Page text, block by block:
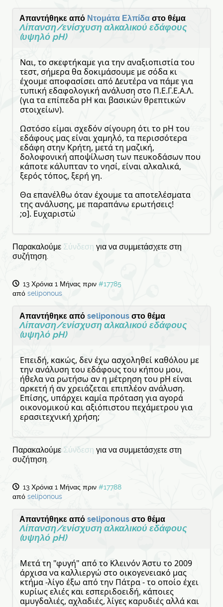
Απαντήθηκε από Ντομάτα Ελπίδα στο θέμα
Λίπανση/ενίσχυση αλκαλικού εδάφους
(υψηλό pH)
Ναι, το σκεφτήκαμε για την αναξιοπιστία του
τεστ, σήμερα θα δοκιμάσουμε με σόδα κι
έχουμε αποφασίσει από Δευτέρα να πάμε για
τυπική εδαφολογική ανάλυση στο Π.Ε.Γ.Ε.Α.Λ.
(για τα επίπεδα pH και βασικών θρεπτικών
στοιχείων).
Ωστόσο είμαι σχεδόν σίγουρη ότι το pH του
εδάφους μας είναι χαμηλό, τα περισσότερα
εδάφη στην Κρήτη, μετά τη μαζική,
δολοφονική αποψίλωση των πευκοδάσων που
κάποτε κάλυπταν το νησί, είναι αλκαλικά,
ξερός τόπος, ξερή γη.
Θα επανέλθω όταν έχουμε τα αποτελέσματα
της ανάλυσης, με παραπάνω ερωτήσεις!
;ο]. Ευχαριστώ
Παρακαλούμε Σύνδεση για να συμμετάσχετε στη
συζήτηση.
13 Χρόνια 1 Μήνας πριν #17785
από seliponous
Απαντήθηκε από seliponous στο θέμα
Λίπανση/ενίσχυση αλκαλικού εδάφους
(υψηλό pH)
Επειδή, κακώς, δεν έχω ασχοληθεί καθόλου με
την ανάλυση του εδάφους του κήπου μου,
ήθελα να ρωτήσω αν η μέτρηση του pH είναι
αρκετή ή αν χρειάζεται επιπλέον ανάλυση.
Επίσης, υπάρχει καμία πρόταση για αγορά
οικονομικού και αξιόπιστου πεχάμετρου για
ερασιτεχνική χρήση;
Παρακαλούμε Σύνδεση για να συμμετάσχετε στη
συζήτηση.
13 Χρόνια 1 Μήνας πριν #17788
από seliponous
Απαντήθηκε από seliponous στο θέμα
Λίπανση/ενίσχυση αλκαλικού εδάφους
(υψηλό pH)
Μετά τη "φυγή" από το Κλεινόν Άστυ το 2009
άρχισα να καλλιεργώ στο οικογενειακό μας
κτήμα -λίγο έξω από την Πάτρα - το οποίο έχει
κυρίως ελιές και εσπεριδοειδή, κάποιες
αμυγδαλιές, αχλαδιές, λίγες καρυδιές αλλά και